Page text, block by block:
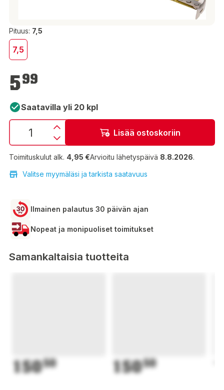
Pituus: 7,5
7,5
5,99 €
599
Saatavilla yli 20 kpl
Lisää ostoskoriin
Toimituskulut alk. 4,95 €Arvioitu lähetyspäivä 8.8.2026.
Valitse myymäläsi ja tarkista saatavuus
Ilmainen palautus 30 päivän ajan
Nopeat ja monipuoliset toimitukset
Samankaltaisia tuotteita
15050 15050